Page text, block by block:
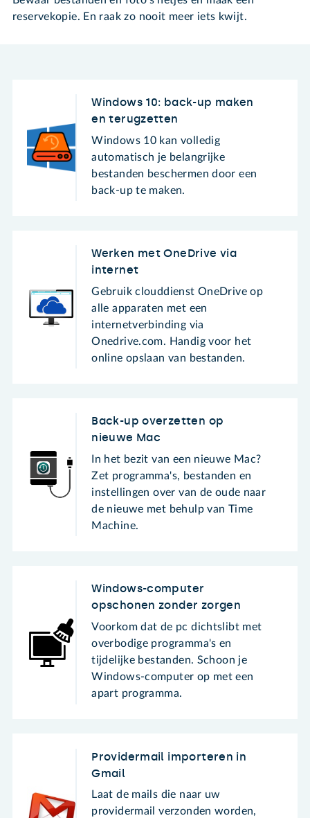
reservekopie. En raak zo nooit meer iets kwijt.
Windows 10: back-up maken
en terugzetten
Windows 10 kan volledig
automatisch je belangrijke
bestanden beschermen door een
back-up te maken.
Werken met OneDrive via
internet
Gebruik clouddienst OneDrive op
alle apparaten met een
internetverbinding via
Onedrive.com. Handig voor het
online opslaan van bestanden.
Back-up overzetten op
nieuwe Mac
In het bezit van een nieuwe Mac?
Zet programma's, bestanden en
instellingen over van de oude naar
de nieuwe met behulp van Time
Machine.
Windows-computer
opschonen zonder zorgen
Voorkom dat de pc dichtslibt met
overbodige programma's en
tijdelijke bestanden. Schoon je
Windows-computer op met een
apart programma.
Providermail importeren in
Gmail
Laat de mails die naar uw
providermail verzonden worden,